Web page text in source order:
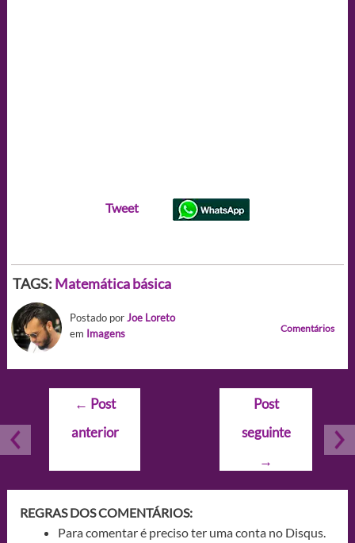
Tweet
TAGS: Matemática básica
Postado porJoe Loreto
em Imagens Comentários
Navegação
Post
← Post
anterior
Post
seguinte
→
REGRAS DOS COMENTÁRIOS:
Para comentar é preciso ter uma conta no Disqus.